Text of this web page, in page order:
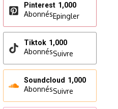
Pinterest 1,000
AbonnésEpingler
Tiktok 1,000
AbonnésSuivre
Soundcloud 1,000
AbonnésSuivre